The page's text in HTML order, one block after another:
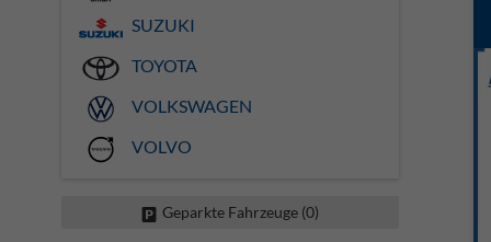
SUZUKI
TOYOTA
VOLKSWAGEN
VOLVO
Geparkte Fahrzeuge (0)